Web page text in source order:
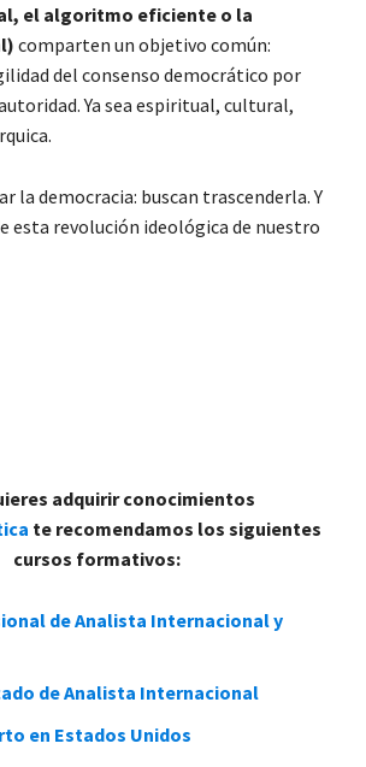
el algoritmo eficiente o la
comparten un objetivo común:
del consenso democrático por
Ya sea espiritual, cultural,
la democracia: buscan trascenderla. Y
esta revolución ideológica de nuestro
adquirir conocimientos
te recomendamos los siguientes
cursos formativos:
de Analista Internacional y
de Analista Internacional
en Estados Unidos